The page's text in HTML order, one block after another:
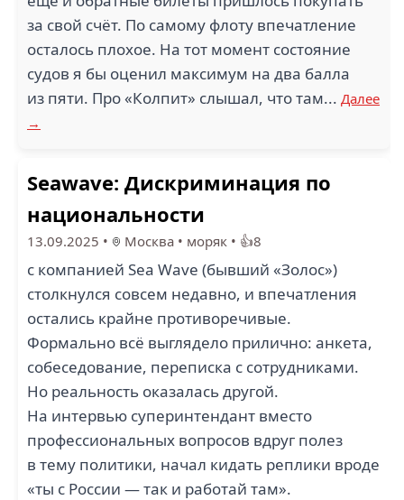
РЫБОКОМБИНАТ
ОСТРОВНОЙ (2) CORP (2)
ASTOR
SHIPMANAGEMENT (2)
SEANERGY MARITIME
HOLDINGS CORP (2)
1
за свой счёт. По самому флоту впечатление
осталось плохое. На тот момент состояние
судов я бы оценил максимум на два балла
из пяти. Про «Колпит» слышал, что там... Далее
→
Seawave: Дискриминация по
национальности
13.09.2025 • Москва • моряк • 👍8
с компанией Sea Wave (бывший «Золос»)
столкнулся совсем недавно, и впечатления
остались крайне противоречивые.
Формально всё выглядело прилично: анкета,
собеседование, переписка с сотрудниками.
Но реальность оказалась другой.
На интервью суперинтендант вместо
профессиональных вопросов вдруг полез
в тему политики, начал кидать реплики вроде
«ты с России — так и работай там».